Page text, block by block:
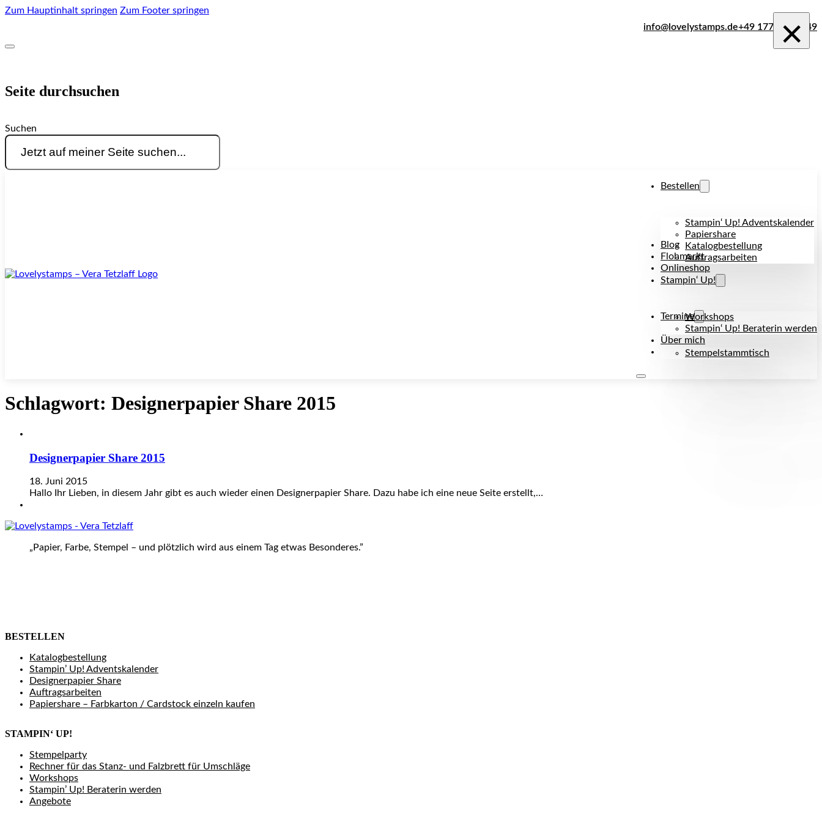
Zum Hauptinhalt springen Zum Footer springen
info@lovelystamps.de+49 177 242 1849
Seite durchsuchen
Suchen
×
Bestellen
Stampin‘ Up! Adventskalender
Papiershare
Katalogbestellung
Auftragsarbeiten
Blog
Flohmarkt
Onlineshop
Stampin‘ Up!
Workshops
Stampin‘ Up! Beraterin werden
Termine
Stempelstammtisch
Über mich
Kontakt
Schlagwort: Designerpapier Share 2015
Designerpapier Share 2015
18. Juni 2015
Hallo Ihr Lieben, in diesem Jahr gibt es auch wieder einen Designerpapier Share. Dazu habe ich eine neue Seite erstellt,…
„Papier, Farbe, Stempel – und plötzlich wird aus einem Tag etwas Besonderes.”
BESTELLEN
Katalogbestellung
Stampin’ Up! Adventskalender
Designerpapier Share
Auftragsarbeiten
Papiershare – Farbkarton / Cardstock einzeln kaufen
STAMPIN‘ UP!
Stempelparty
Rechner für das Stanz- und Falzbrett für Umschläge
Workshops
Stampin’ Up! Beraterin werden
Angebote